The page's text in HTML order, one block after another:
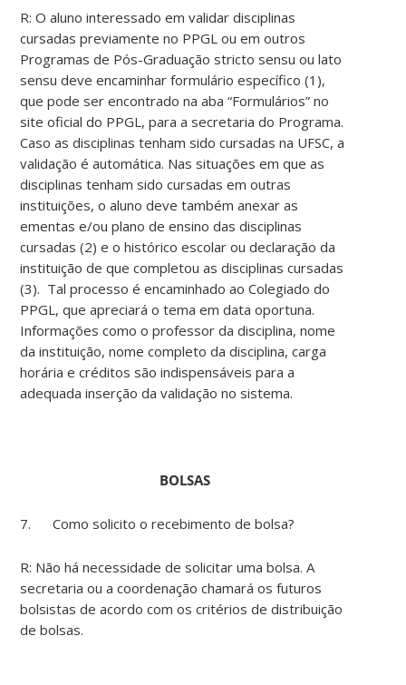
R: O aluno interessado em validar disciplinas
cursadas previamente no PPGL ou em outros
Programas de Pós-Graduação stricto sensu ou lato
sensu deve encaminhar formulário específico (1),
que pode ser encontrado na aba “Formulários” no
site oficial do PPGL, para a secretaria do Programa.
Caso as disciplinas tenham sido cursadas na UFSC, a
validação é automática. Nas situações em que as
disciplinas tenham sido cursadas em outras
instituições, o aluno deve também anexar as
ementas e/ou plano de ensino das disciplinas
cursadas (2) e o histórico escolar ou declaração da
instituição de que completou as disciplinas cursadas
(3). Tal processo é encaminhado ao Colegiado do
PPGL, que apreciará o tema em data oportuna.
Informações como o professor da disciplina, nome
da instituição, nome completo da disciplina, carga
horária e créditos são indispensáveis para a
adequada inserção da validação no sistema.
BOLSAS
7. Como solicito o recebimento de bolsa?
R: Não há necessidade de solicitar uma bolsa. A
secretaria ou a coordenação chamará os futuros
bolsistas de acordo com os critérios de distribuição
de bolsas.